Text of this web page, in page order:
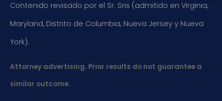
Contenido revisado por el Sr. Sris (admitido en Virginia,
Maryland, Distrito de Columbia, Nueva Jersey y Nueva
York).
Attorney advertising. Prior results do not guarantee a
similar outcome.